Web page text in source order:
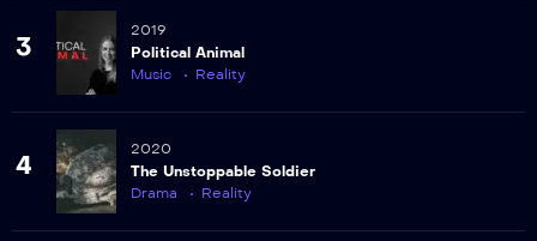
Episodio 30
31
Episodio 31
32
Episodio 32
33
3
2019
Political Animal
Music
Reality
4
2020
The Unstoppable Soldier
Drama
Reality